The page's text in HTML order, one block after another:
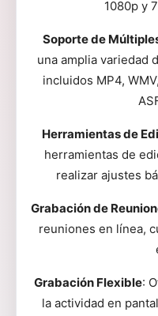
1080p y
Soporte de
una amplia variedad
incluidos MP4,
Herramientas de
herramientas de
realizar ajustes
Grabación de
reuniones en línea,
Grabación Flexible:
la actividad en